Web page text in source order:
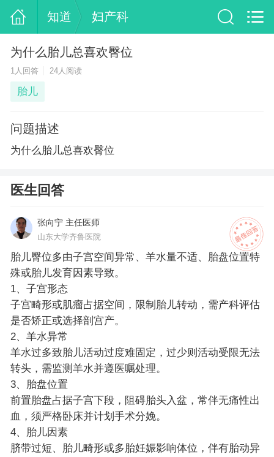
知道 妇产科
为什么胎儿总喜欢臀位
1人回答 24人阅读
胎儿
问题描述
为什么胎儿总喜欢臀位
医生回答
张向宁 主任医师
山东大学齐鲁医院
胎儿臀位多由子宫空间异常、羊水量不适、胎盘位置特
殊或胎儿发育因素导致。
1、子宫形态
子宫畸形或肌瘤占据空间，限制胎儿转动，需产科评估
是否矫正或选择剖宫产。
2、羊水异常
羊水过多致胎儿活动过度难固定，过少则活动受限无法
转头，需监测羊水并遵医嘱处理。
3、胎盘位置
前置胎盘占据子宫下段，阻碍胎头入盆，常伴无痛性出
血，须严格卧床并计划手术分娩。
4、胎儿因素
脐带过短、胎儿畸形或多胎妊娠影响体位，伴有胎动异